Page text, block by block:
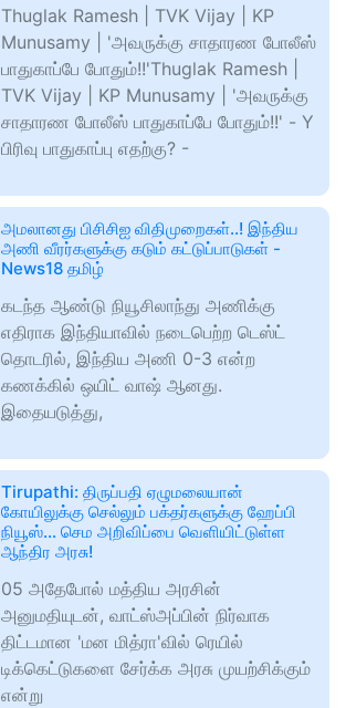
Thuglak Ramesh | TVK Vijay | KP
Munusamy | 'அவருக்கு சாதாரண போலீஸ்
பாதுகாப்பே போதும்!!'Thuglak Ramesh |
TVK Vijay | KP Munusamy | 'அவருக்கு
சாதாரண போலீஸ் பாதுகாப்பே போதும்!!' - Y
பிரிவு பாதுகாப்பு எதற்கு? -
அமலானது பிசிசிஐ விதிமுறைகள்..! இந்திய
அணி வீரர்களுக்கு கடும் கட்டுப்பாடுகள் -
News18 தமிழ்
கடந்த ஆண்டு நியூசிலாந்து அணிக்கு
எதிராக இந்தியாவில் நடைபெற்ற டெஸ்ட்
தொடரில், இந்திய அணி 0-3 என்ற
கணக்கில் ஒயிட் வாஷ் ஆனது.
இதையடுத்து,
Tirupathi: திருப்பதி ஏழுமலையான்
கோயிலுக்கு செல்லும் பக்தர்களுக்கு ஹேப்பி
நியூஸ்... செம அறிவிப்பை வெளியிட்டுள்ள
ஆந்திர அரசு!
05 அதேபோல் மத்திய அரசின்
அனுமதியுடன், வாட்ஸ்அப்பின் நிர்வாக
திட்டமான 'மன மித்ரா'வில் ரெயில்
டிக்கெட்டுகளை சேர்க்க அரசு முயற்சிக்கும்
என்று